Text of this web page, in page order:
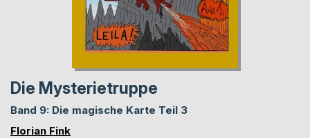
Die Mysterietruppe
Band 9: Die magische Karte Teil 3
Florian Fink